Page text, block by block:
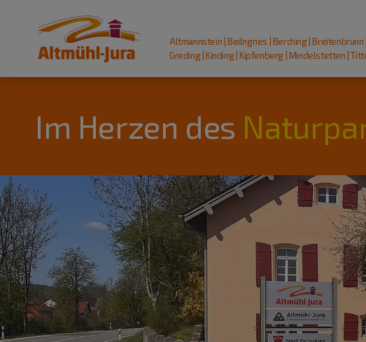
Altmannstein | Beilngries | Berching |
Greding | Kinding | Kipfenberg | Mindelstetten |
Im Herzen des